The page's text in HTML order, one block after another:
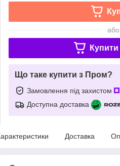
або
Купити
Що таке купити з Пром?
Замовлення під захистом
Доступна доставка
Доставка